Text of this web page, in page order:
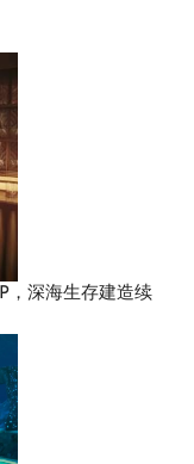
，深海生存建造续